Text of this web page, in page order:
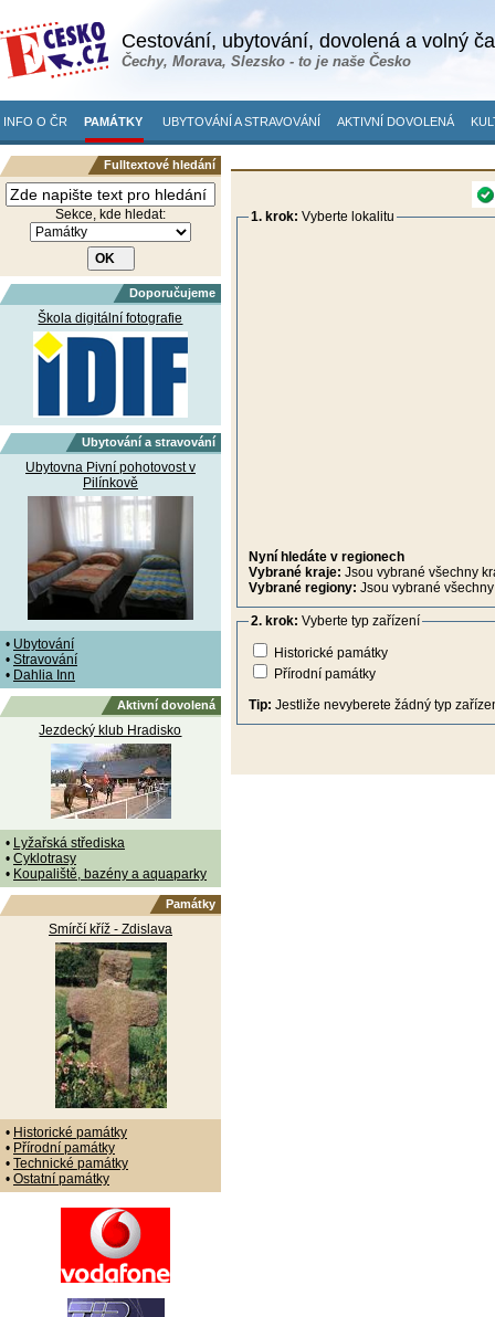
Cestování, ubytování, dovolená a volný
Čechy, Morava, Slezsko - to je naše Česko
INFO O ČR PAMÁTKY UBYTOVÁNÍ A STRAVOVÁNÍ AKTIVNÍ DOVOLENÁ
Fulltextové hledání
Sekce, kde hledat:
Doporučujeme
Škola digitální fotografie
Ubytování a stravování
Ubytovna Pivní pohotovost v
Pilínkově
• Ubytování
• Stravování
• Dahlia Inn
Aktivní dovolená
Jezdecký klub Hradisko
• Lyžařská střediska
• Cyklotrasy
• Koupaliště, bazény a aquaparky
Památky
Smírčí kříž - Zdislava
• Historické památky
• Přírodní památky
• Technické památky
• Ostatní památky
1. krok: Vyberte lokalitu
Nyní hledáte v regionech
Vybrané kraje: Jsou vybrané všechny
Vybrané regiony: Jsou vybrané
2. krok: Vyberte typ zařízení
Historické památky
Přírodní památky
Tip: Jestliže nevyberete žádný typ